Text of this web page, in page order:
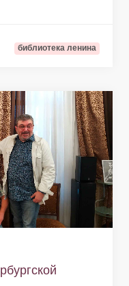
библиотека ленина